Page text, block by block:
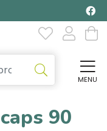
MENU
90